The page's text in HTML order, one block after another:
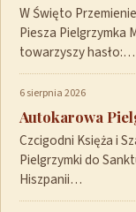
W Święto
Piesza Pielgrzymka
towarzyszy hasło:…
6 sierpnia 2026
Autokarowa
Czcigodni Księża i
Pielgrzymki do
Hiszpanii…